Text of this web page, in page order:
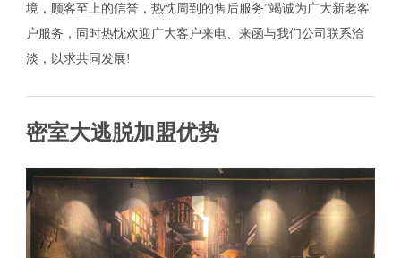
境，顾客至上的信誉，热忱周到的售后服务”竭诚为广大新老客
户服务，同时热忱欢迎广大客户来电、来函与我们公司联系洽
淡，以求共同发展!
密室大逃脱加盟优势